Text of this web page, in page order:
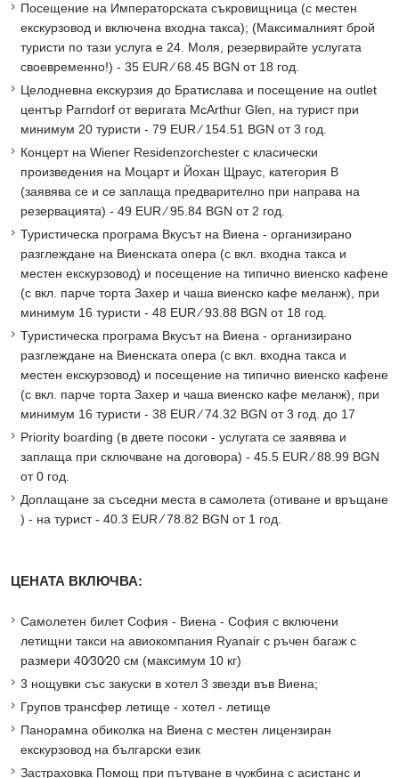
Посещение на Императорската съкровищница (с местен
екскурзовод и включена входна такса); (Максималният брой
туристи по тази услуга е 24. Моля, резервирайте услугата
своевременно!) - 35 EUR ∕ 68.45 BGN от 18 год.
Целодневна екскурзия до Братислава и посещение на outlet
център Parndorf от веригата McArthur Glen, на турист при
минимум 20 туристи - 79 EUR ∕ 154.51 BGN от 3 год.
Концерт на Wiener Residenzorchester с класически
произведения на Моцарт и Йохан Щраус, категория B
(заявява се и се заплаща предварително при направа на
резервацията) - 49 EUR ∕ 95.84 BGN от 2 год.
Туристическа програма Вкусът на Виена - организирано
разглеждане на Виенската опера (с вкл. входна такса и
местен екскурзовод) и посещение на типично виенско кафене
(с вкл. парче торта Захер и чаша виенско кафе меланж), при
минимум 16 туристи - 48 EUR ∕ 93.88 BGN от 18 год.
Туристическа програма Вкусът на Виена - организирано
разглеждане на Виенската опера (с вкл. входна такса и
местен екскурзовод) и посещение на типично виенско кафене
(с вкл. парче торта Захер и чаша виенско кафе меланж), при
минимум 16 туристи - 38 EUR ∕ 74.32 BGN от 3 год. до 17
Priority boarding (в двете посоки - услугата се заявява и
заплаща при сключване на договора) - 45.5 EUR ∕ 88.99 BGN
от 0 год.
Доплащане за съседни места в самолета (отиване и връщане
) - на турист - 40.3 EUR ∕ 78.82 BGN от 1 год.
ЦЕНАТА ВКЛЮЧВА:
Самолетен билет София - Виена - София с включени
летищни такси на авиокомпания Ryanair с ръчен багаж с
размери 40∕30∕20 см (максимум 10 кг)
3 нощувки със закуски в хотел 3 звезди във Виена;
Групов трансфер летище - хотел - летище
Панорамна обиколка на Виена с местен лицензиран
екскурзовод на български език
Застраховка Помощ при пътуване в чужбина с асистанс и